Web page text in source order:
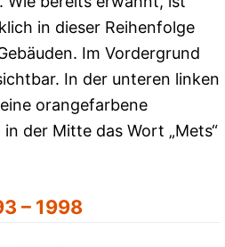
in dieser Reihenfolge
Im Vordergrund
In der unteren linken
orangefarbene
in der Mitte das Wort „Mets“
– 1998